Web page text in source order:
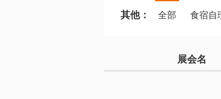
其他：
全部 食宿自
展会名